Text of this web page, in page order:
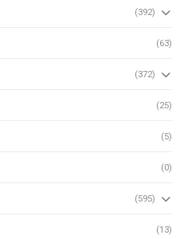
(392)
(63)
(372)
(25)
(5)
(0)
(595)
(13)